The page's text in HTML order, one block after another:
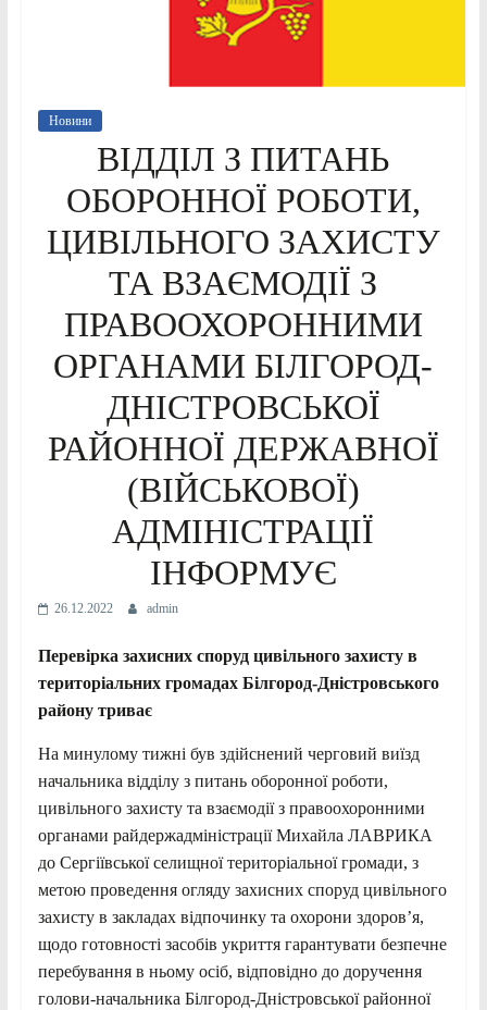
Новини
ВІДДІЛ З ПИТАНЬ
ОБОРОННОЇ РОБОТИ,
ЦИВІЛЬНОГО ЗАХИСТУ
ТА ВЗАЄМОДІЇ З
ПРАВООХОРОННИМИ
ОРГАНАМИ БІЛГОРОД-
ДНІСТРОВСЬКОЇ
РАЙОННОЇ ДЕРЖАВНОЇ
(ВІЙСЬКОВОЇ)
АДМІНІСТРАЦІЇ
ІНФОРМУЄ
26.12.2022 admin
Перевірка захисних споруд цивільного захисту в
територіальних громадах Білгород-Дністровського
району триває
На минулому тижні був здійснений черговий виїзд
начальника відділу з питань оборонної роботи,
цивільного захисту та взаємодії з правоохоронними
органами райдержадміністрації Михайла ЛАВРИКА
до Сергіївської селищної територіальної громади, з
метою проведення огляду захисних споруд цивільного
захисту в закладах відпочинку та охорони здоров’я,
щодо готовності засобів укриття гарантувати безпечне
перебування в ньому осіб, відповідно до доручення
голови-начальника Білгород-Дністровської районної